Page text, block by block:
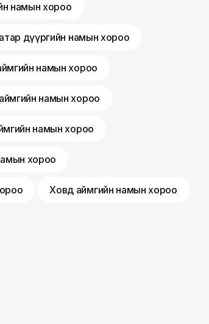
намын хороо
дүүргийн намын хороо
намын хороо
намын хороо
намын хороо
хороо
Ховд аймгийн намын хороо